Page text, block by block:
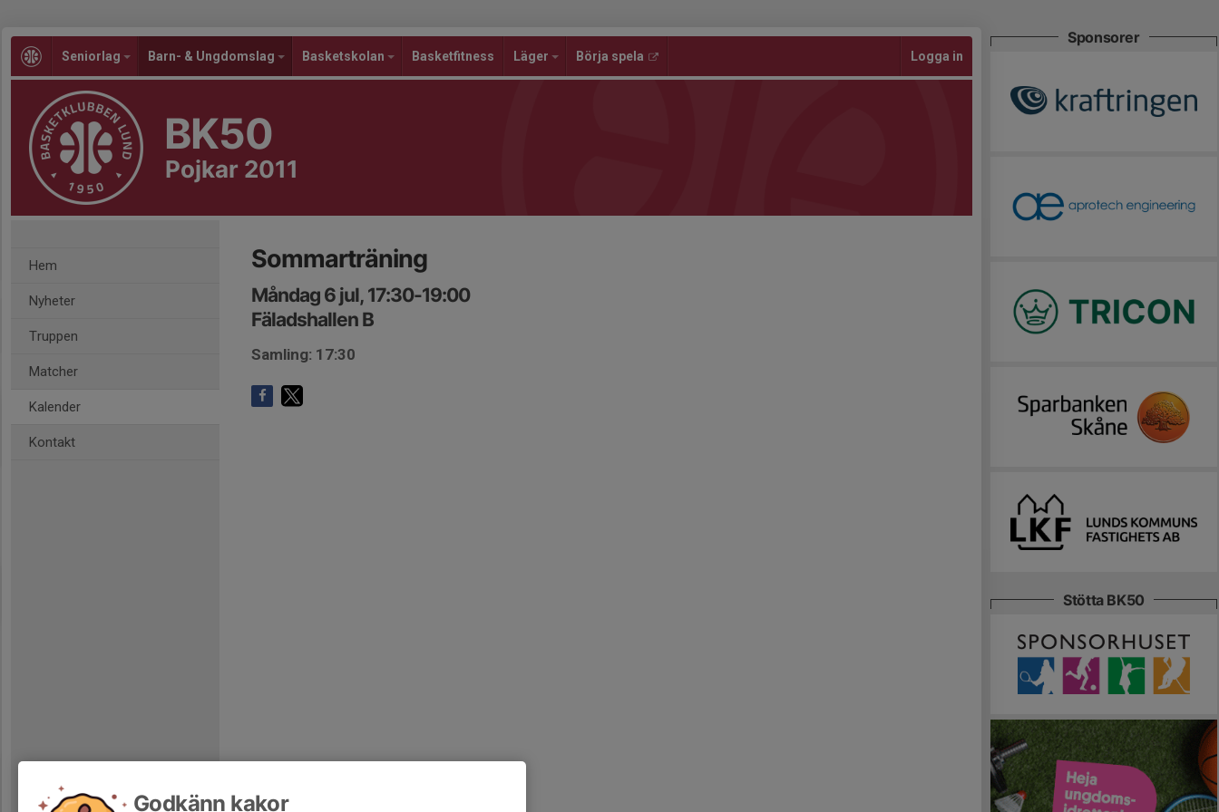
Seniorlag Barn- & Ungdomslag Basketskolan Basketfitness Läger Börja spela Logga in
BK50
Pojkar 2011
Hem
Nyheter
Truppen
Matcher
Kalender
Kontakt
Sommarträning
Måndag 6 jul, 17:30-19:00
Fäladshallen B
Samling: 17:30
Sponsorer
Stötta BK50
Godkänn kakor